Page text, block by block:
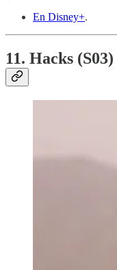
En Disney+.
11. Hacks (S03)